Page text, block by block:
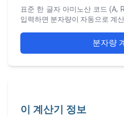
표준 한 글자 아미노산 코드 (A,
입력하면 분자량이 자동으로 계
분자량
이 계산기 정보